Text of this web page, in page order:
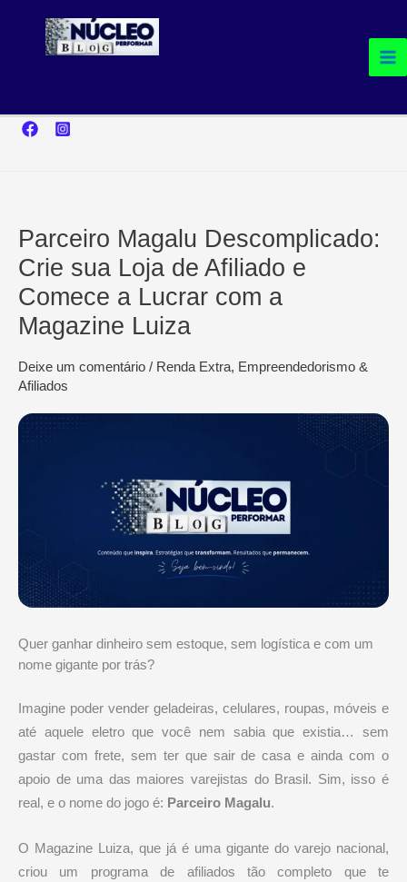
Parceiro Magalu Descomplicado:
Crie sua Loja de Afiliado e
Comece a Lucrar com a
Magazine Luiza
Deixe um comentário / Renda Extra, Empreendedorismo &
Afiliados
Quer ganhar dinheiro sem estoque, sem logística e com um
nome gigante por trás?
Imagine poder vender geladeiras, celulares, roupas, móveis e
até aquele eletro que você nem sabia que existia… sem
gastar com frete, sem ter que sair de casa e ainda com o
apoio de uma das maiores varejistas do Brasil. Sim, isso é
real, e o nome do jogo é: Parceiro Magalu.
O Magazine Luiza, que já é uma gigante do varejo nacional,
criou um programa de afiliados tão completo que te